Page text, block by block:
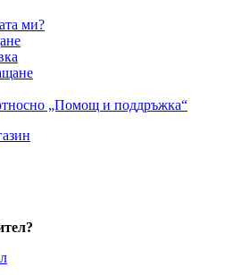
ми?
„Помощ и поддръжка“